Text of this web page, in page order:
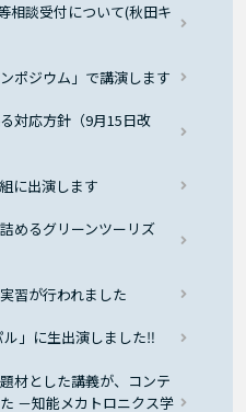
相談受付について(秋田キ
ポジウム」で講演します
対応方針（9月15日改
に出演します
めるグリーンツーリズ
習が行われました
」に生出演しました‼
材とした講義が、コンテ
－知能メカトロニクス学